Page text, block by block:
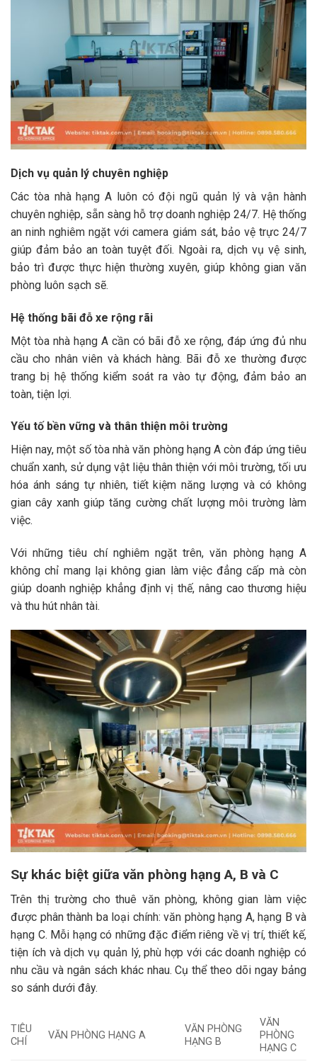
Dịch vụ quản lý chuyên nghiệp
Các tòa nhà hạng A luôn có đội ngũ quản lý và vận hành
chuyên nghiệp, sẵn sàng hỗ trợ doanh nghiệp 24/7. Hệ thống
an ninh nghiêm ngặt với camera giám sát, bảo vệ trực 24/7
giúp đảm bảo an toàn tuyệt đối. Ngoài ra, dịch vụ vệ sinh,
bảo trì được thực hiện thường xuyên, giúp không gian văn
phòng luôn sạch sẽ.
Hệ thống bãi đỗ xe rộng rãi
Một tòa nhà hạng A cần có bãi đỗ xe rộng, đáp ứng đủ nhu
cầu cho nhân viên và khách hàng. Bãi đỗ xe thường được
trang bị hệ thống kiểm soát ra vào tự động, đảm bảo an
toàn, tiện lợi.
Yếu tố bền vững và thân thiện môi trường
Hiện nay, một số tòa nhà văn phòng hạng A còn đáp ứng tiêu
chuẩn xanh, sử dụng vật liệu thân thiện với môi trường, tối ưu
hóa ánh sáng tự nhiên, tiết kiệm năng lượng và có không
gian cây xanh giúp tăng cường chất lượng môi trường làm
việc.
Với những tiêu chí nghiêm ngặt trên, văn phòng hạng A
không chỉ mang lại không gian làm việc đẳng cấp mà còn
giúp doanh nghiệp khẳng định vị thế, nâng cao thương hiệu
và thu hút nhân tài.
Sự khác biệt giữa văn phòng hạng A, B và C
Trên thị trường cho thuê văn phòng, không gian làm việc
được phân thành ba loại chính: văn phòng hạng A, hạng B và
hạng C. Mỗi hạng có những đặc điểm riêng về vị trí, thiết kế,
tiện ích và dịch vụ quản lý, phù hợp với các doanh nghiệp có
nhu cầu và ngân sách khác nhau. Cụ thể theo dõi ngay bảng
so sánh dưới đây.
TIÊU
CHÍ
VĂN PHÒNG HẠNG A
VĂN PHÒNG
HẠNG B
VĂN
PHÒNG
HẠNG C